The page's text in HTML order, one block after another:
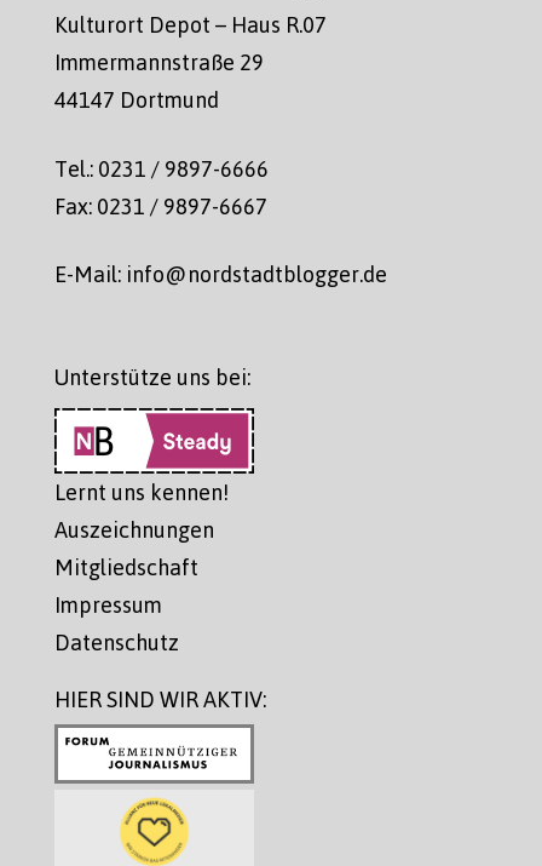
Kulturort Depot – Haus R.07
Immermannstraße 29
44147 Dortmund
Tel.: 0231 / 9897-6666
Fax: 0231 / 9897-6667
E-Mail: info@nordstadtblogger.de
Unterstütze uns bei:
Lernt uns kennen!
Auszeichnungen
Mitgliedschaft
Impressum
Datenschutz
HIER SIND WIR AKTIV: